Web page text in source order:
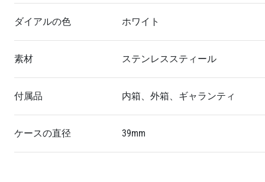
ダイアルの色 ホワイト
素材 ステンレススティール
付属品 内箱、外箱、ギャランティ
ケースの直径 39mm